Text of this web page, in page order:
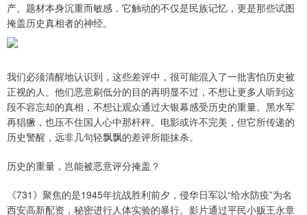
产。题材本身沉重而敏感，它触动的不仅是民族记忆，更是那些试图
掩盖历史真相者的神经。
我们必须清醒地认识到，这些差评中，很可能混入了一批害怕历史被
正视的人。他们恶意刷低分的目的再明显不过，不想让更多人听到这
段不容忘却的真相，不想让观众通过大银幕感受历史的重量。黑水军
再猖獗，也压不住国人心中那杆秤。电影或许不完美，但它所传递的
历史警醒，远非几句轻飘飘的差评所能抹杀。
历史的重量，岂能被恶意评分掩盖？
《731》聚焦的是1945年抗战胜利前夕，侵华日军以“给水防疫”为名
西安高新配资，秘密进行人体实验的暴行。影片通过平民小贩王永章